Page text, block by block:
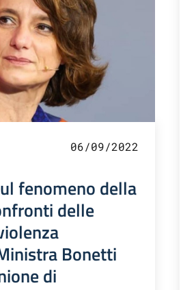
06/09/2022
fenomeno della
delle
Bonetti
di